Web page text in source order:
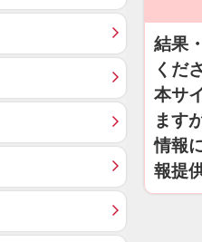
結果
くだ
本サ
ます
情報
報提